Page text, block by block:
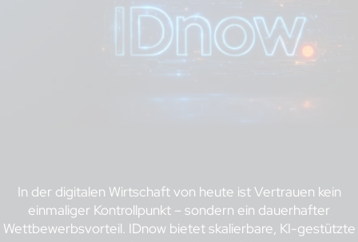
In der digitalen Wirtschaft von heute ist Vertrauen kein
einmaliger Kontrollpunkt – sondern ein dauerhafter
Wettbewerbsvorteil. IDnow bietet skalierbare, KI-gestützte